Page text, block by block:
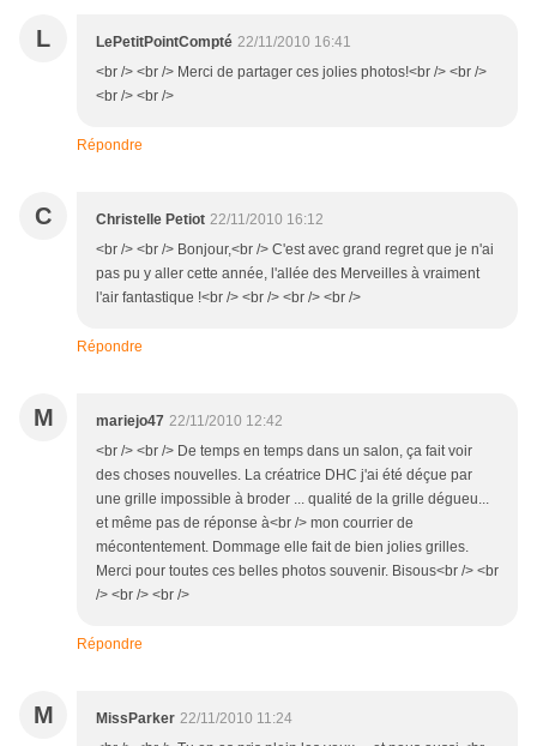
L LePetitPointCompté 22/11/2010 16:41
<br /> <br /> Merci de partager ces jolies photos!<br /> <br />
<br /> <br />
Répondre
C Christelle Petiot 22/11/2010 16:12
<br /> <br /> Bonjour,<br /> C'est avec grand regret que je n'ai
pas pu y aller cette année, l'allée des Merveilles à vraiment
l'air fantastique !<br /> <br /> <br /> <br />
Répondre
M mariejo47 22/11/2010 12:42
<br /> <br /> De temps en temps dans un salon, ça fait voir
des choses nouvelles. La créatrice DHC j'ai été déçue par
une grille impossible à broder ... qualité de la grille dégueu...
et même pas de réponse à<br /> mon courrier de
mécontentement. Dommage elle fait de bien jolies grilles.
Merci pour toutes ces belles photos souvenir. Bisous<br /> <br
/> <br /> <br />
Répondre
M MissParker 22/11/2010 11:24